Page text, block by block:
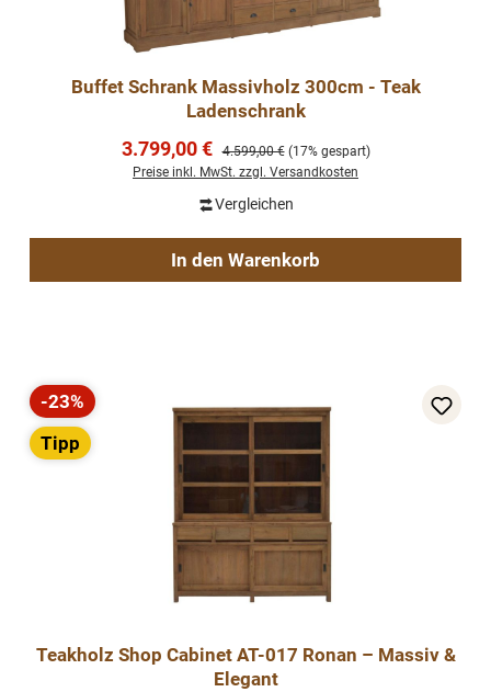
Buffet Schrank Massivholz 300cm - Teak
Ladenschrank
Verkaufspreis:
3.799,00 € Regulärer Preis:
4.599,00 € (17% gespart)
Preise inkl. MwSt. zzgl. Versandkosten
Vergleichen
In den Warenkorb
Rabatt
-23%
Tipp
Teakholz Shop Cabinet AT-017 Ronan – Massiv &
Elegant